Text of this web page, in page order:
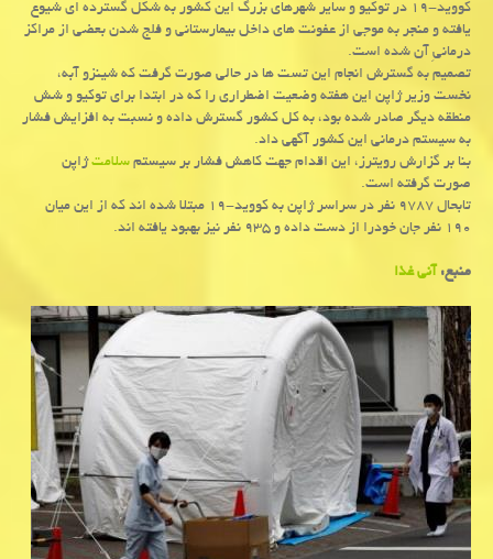
كووید-۱۹ در توكیو و سایر شهرهای بزرگ این كشور به شكل گسترده ای شیوع
یافته و منجر به موجی از عفونت های داخل بیمارستانی و فلج شدن بعضی از مراكز
درمانیِ آن شده است.
تصمیم به گسترش انجام این تست ها در حالی صورت گرفت كه شینزو آبه،
نخست وزیر ژاپن این هفته وضعیت اضطراری را كه در ابتدا برای توكیو و شش
منطقه دیگر صادر شده بود، به كل كشور گسترش داده و نسبت به افزایش فشار
به سیستم درمانی این كشور آگهی داد.
بنا بر گزارش رویترز، این اقدام جهت كاهش فشار بر سیستمسلامتژاپن
صورت گرفته است.
تابحال ۹۷۸۷ نفر در سراسر ژاپن به كووید-۱۹ مبتلا شده اند كه از این میان
۱۹۰ نفر جان خودرا از دست داده و ۹۳۵ نفر نیز بهبود یافته اند.
منبع:آنی غذا